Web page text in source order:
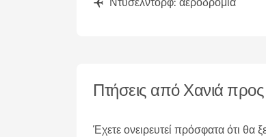
Πτήσεις από Χανιά
Έχετε ονειρευτεί πρόσφατα ότι θα